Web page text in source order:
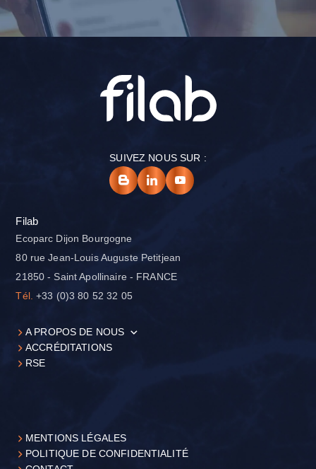
SUIVEZ NOUS SUR :
Filab
Ecoparc Dijon Bourgogne
80 rue Jean-Louis Auguste Petitjean
21850 - Saint Apollinaire - FRANCE
Tél.
+33 (0)3 80 52 32 05
A PROPOS DE NOUS
ACCRÉDITATIONS
RSE
MENTIONS LÉGALES
POLITIQUE DE CONFIDENTIALITÉ